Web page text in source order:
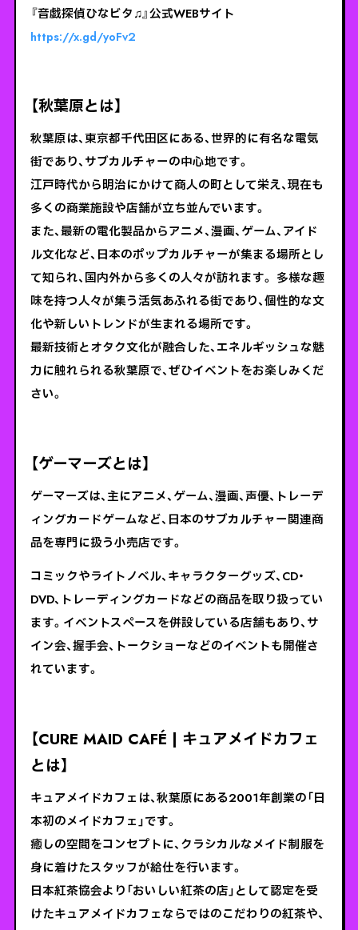
『音戯探偵ひなビタ♫』公式WEBサイト
https://x.gd/yoFv2
【秋葉原とは】
秋葉原は、東京都千代田区にある、世界的に有名な電気
街であり、サブカルチャーの中心地です。
江戸時代から明治にかけて商人の町として栄え、現在も
多くの商業施設や店舗が立ち並んでいます。
また、最新の電化製品からアニメ、漫画、ゲーム、アイド
ル文化など、日本のポップカルチャーが集まる場所とし
て知られ、国内外から多くの人々が訪れます。 多様な趣
味を持つ人々が集う活気あふれる街であり、個性的な文
化や新しいトレンドが生まれる場所です。
最新技術とオタク文化が融合した、エネルギッシュな魅
力に触れられる秋葉原で、ぜひイベントをお楽しみくだ
さい。
【ゲーマーズとは】
ゲーマーズは、主にアニメ、ゲーム、漫画、声優、トレーデ
ィングカードゲームなど、日本のサブカルチャー関連商
品を専門に扱う小売店です。
コミックやライトノベル、キャラクターグッズ、CD・
DVD、トレーディングカードなどの商品を取り扱ってい
ます。イベントスペースを併設している店舗もあり、サ
イン会、握手会、トークショーなどのイベントも開催さ
れています。
【CURE MAID CAFÉ | キュアメイドカフェ
とは】
キュアメイドカフェは、秋葉原にある2001年創業の「日
本初のメイドカフェ」です。
癒しの空間をコンセプトに、クラシカルなメイド制服を
身に着けたスタッフが給仕を行います。
日本紅茶協会より「おいしい紅茶の店」として認定を受
けたキュアメイドカフェならではのこだわりの紅茶や、